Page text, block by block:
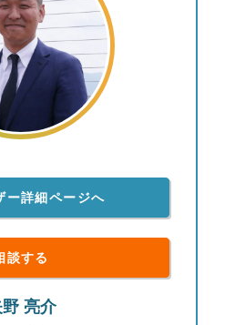
ることから、「亀井さんに
んでいただけることが多い
報収集への取り組み】 とり
般に公開されていないもの
外の公的機関の一次情報を
バーグ端末を契約して情報
品別の過去の値動きやその
ライフプランニングを教
富裕層のお客様のご子息、
を実施させていただいてお
ること】 「自分が心の底
お伝えすることです。マー
もごまかすことはありませ
直に「わからない」とお伝
ー詳細ページへ
談する
亮介